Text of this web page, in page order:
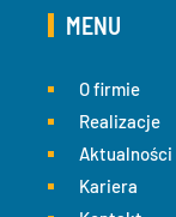
MENU
O firmie
Realizacje
Aktualności
Kariera